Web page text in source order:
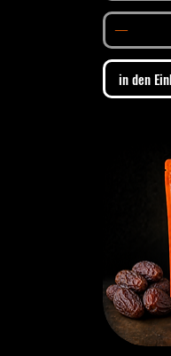
in den